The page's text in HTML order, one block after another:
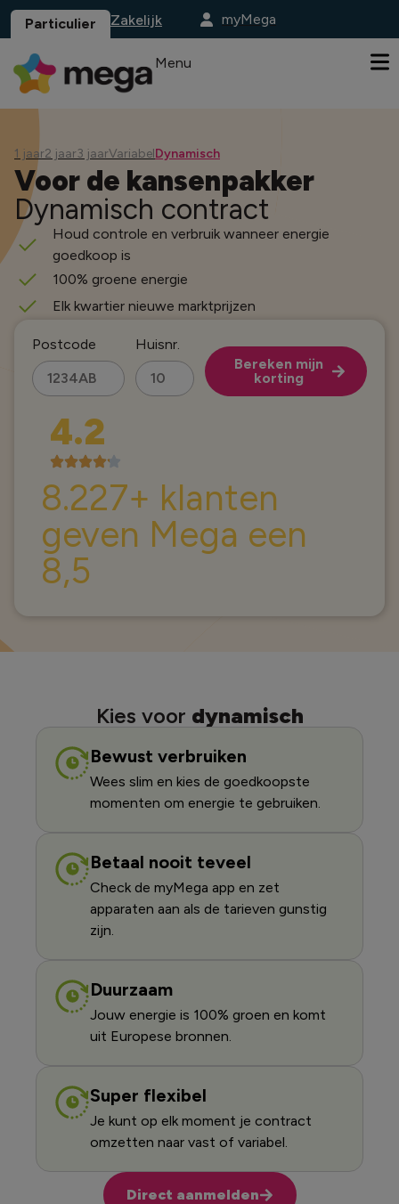
Particulier Zakelijk myMega
Menu
1 jaar2 jaar3 jaarVariabelDynamisch
Voor de kansenpakker
Dynamisch contract
Houd controle en verbruik wanneer energie
goedkoop is
100% groene energie
Elk kwartier nieuwe marktprijzen
Postcode
Huisnr.
Bereken mijn
korting
4.2
8.227+ klanten
geven Mega een
8,5
Kies voor dynamisch
Bewust verbruiken
Wees slim en kies de goedkoopste
momenten om energie te gebruiken.
Betaal nooit teveel
Check de myMega app en zet
apparaten aan als de tarieven gunstig
zijn.
Duurzaam
Jouw energie is 100% groen en komt
uit Europese bronnen.
Super flexibel
Je kunt op elk moment je contract
omzetten naar vast of variabel.
Direct aanmelden